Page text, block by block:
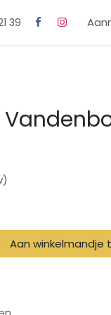
39
Aan winkelmandje